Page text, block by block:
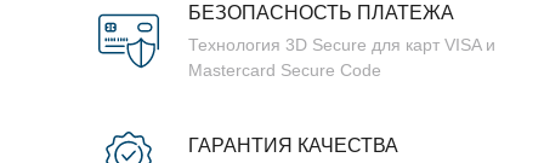
БЕЗОПАСНОСТЬ ПЛАТЕЖА
Технология 3D Secure для карт VISA и
Mastercard Secure Code
ГАРАНТИЯ КАЧЕСТВА